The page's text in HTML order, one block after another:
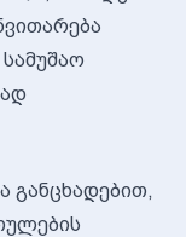
განცხადებით,